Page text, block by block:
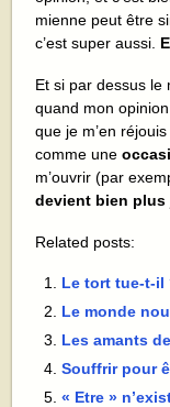
mienne peut être
c’est super aussi.
Et si par dessus le
quand mon
que je m’en
comme une
m’ouvrir (par
devient bien plus
Related posts:
Le tort tue-t-il
Le monde
Les amants
Souffrir pour
« Etre »